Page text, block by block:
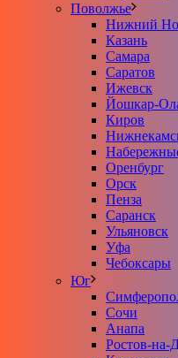
Поволжье
Нижний
Казань
Самара
Саратов
Ижевск
Йошкар-
Киров
Оренбург
Орск
Пенза
Саранск
Ульяновск
Уфа
Чебоксары
Юг
Сочи
Анапа
Ростов-на-